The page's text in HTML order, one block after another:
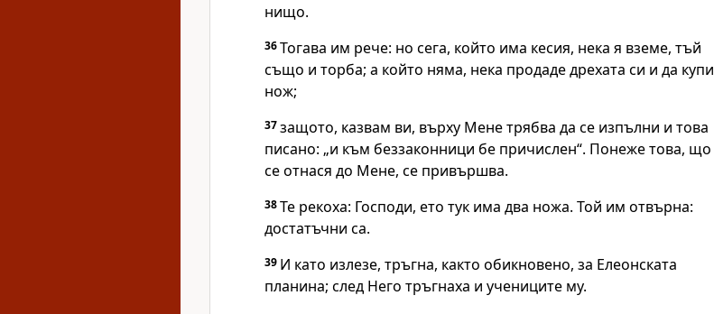
нищо.
36Тогава им рече: но сега, който има кесия, нека я вземе, тъй
също и торба; а който няма, нека продаде дрехата си и да купи
нож;
37защото, казвам ви, върху Мене трябва да се изпълни и това
писано: „и към беззаконници бе причислен“. Понеже това, що
се отнася до Мене, се привършва.
38Те рекоха: Господи, ето тук има два ножа. Той им отвърна:
достатъчни са.
39 И като излезе, тръгна, както обикновено, за Елеонската
планина; след Него тръгнаха и учениците му.